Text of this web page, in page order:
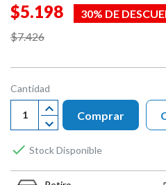
$5.198
30% DE
$7.426
Cantidad
Comprar
 Stock Disponible